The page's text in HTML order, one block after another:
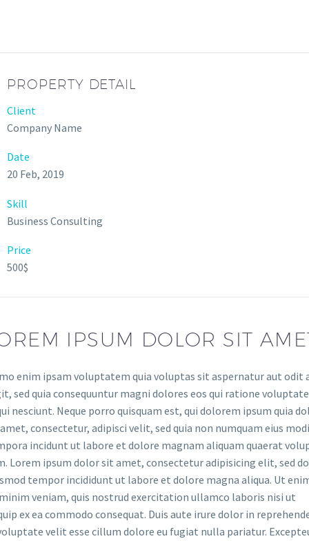
PROPERTY DETAIL
Client
Company Name
Date
20 Feb, 2019
Skill
Business Consulting
Price
500$
IPSUM DOLOR SIT
enim ipsam voluptatem quia voluptas sit aspernatur aut odit
sed quia consequuntur magni dolores eos qui ratione
nesciunt. Neque porro quisquam est, qui dolorem ipsum quia
consectetur, adipisci velit, sed quia non numquam eius modi
incidunt ut labore et dolore magnam aliquam quaerat
Lorem ipsum dolor sit amet, consectetur adipisicing elit, sed do
tempor incididunt ut labore et dolore magna aliqua. Ut
veniam, quis nostrud exercitation ullamco laboris nisi ut
ex ea commodo consequat. Duis aute irure dolor in
velit esse cillum dolore eu fugiat nulla pariatur.